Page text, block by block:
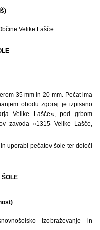
Velike Lašče.
35 mm in 20 mm. Pečat ima
obodu zgoraj je izpisano
Velike Lašče«, pod grbom
zavoda »1315 Velike Lašče,
uporabi pečatov šole ter določi
ŠOLE
izobraževanje in